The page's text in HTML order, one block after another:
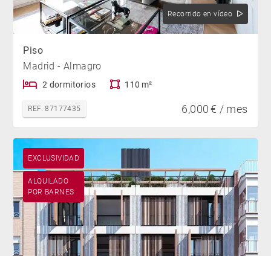
Recorrido en vídeo
Piso
Madrid - Almagro
2 dormitorios 110 m²
REF. 87177435 6,000 € / mes
EXCLUSIVIDAD
ALQUILADO
POR BARNES